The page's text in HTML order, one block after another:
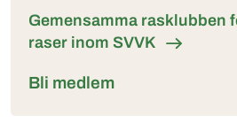
Gemensamma rasklubben
raser inom SVVK
Bli medlem